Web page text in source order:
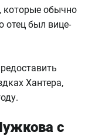
которые обычно
отец был вице-
Хантера,
с